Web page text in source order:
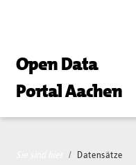
Open Data
Portal Aachen
Datensätze